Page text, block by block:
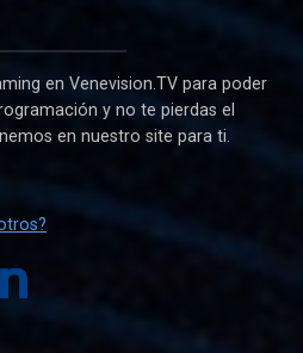
en Venevision.TV para poder
y no te pierdas el
en nuestro site para ti.